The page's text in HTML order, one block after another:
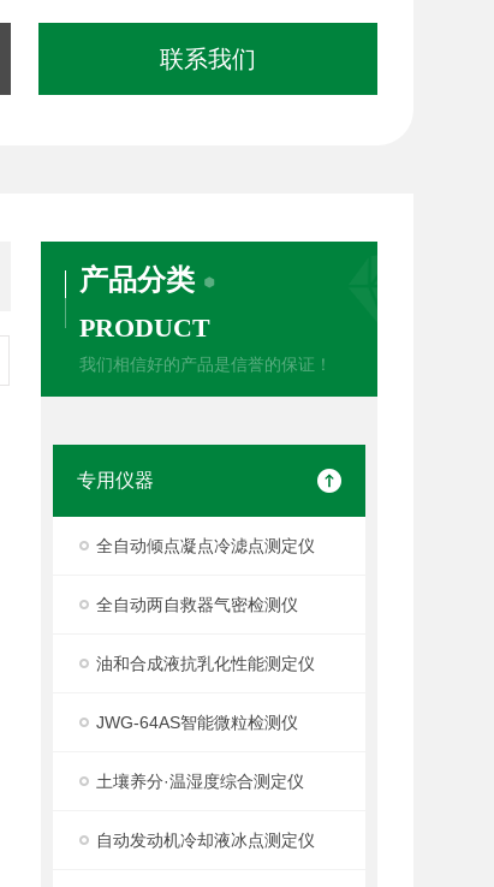
联系我们
产品分类
PRODUCT
我们相信好的产品是信誉的保证！
专用仪器
全自动倾点凝点冷滤点测定仪
全自动两自救器气密检测仪
油和合成液抗乳化性能测定仪
JWG-64AS智能微粒检测仪
土壤养分·温湿度综合测定仪
自动发动机冷却液冰点测定仪